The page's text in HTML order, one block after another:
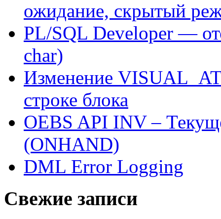
ожидание, скрытый
PL/SQL Developer —
char)
Изменение
строке блока
OEBS API INV –
(ONHAND)
DML Error Logging
Свежие записи